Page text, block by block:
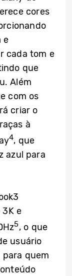
cores
e
cada tom e
que
Além
com os
criar o
à
4, que
azul para
e
5, o que
usuário
quem